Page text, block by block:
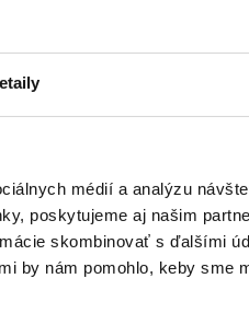
médií a analýzu
poskytujeme aj našim
skombinovať s ďalšími
by nám pomohlo, keby sme